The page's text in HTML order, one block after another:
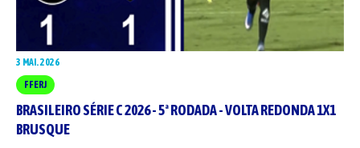
3 MAI. 2026
FFERJ
BRASILEIRO SÉRIE C 2026 - 5ª RODADA - VOLTA REDONDA 1X1
BRUSQUE